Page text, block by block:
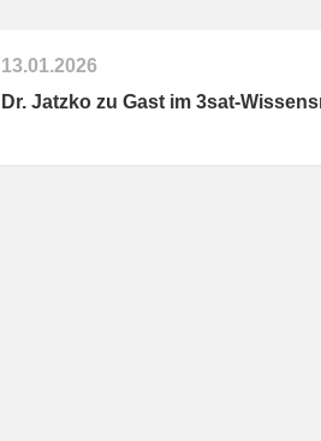
13.01.2026
Dr. Jatzko zu Gast im 3sat-